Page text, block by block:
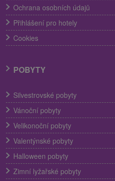
Ochrana osobních údajů
Přihlášení pro hotely
Cookies
POBYTY
Silvestrovské pobyty
Vánoční pobyty
Velikonoční pobyty
Valentýnské pobyty
Halloween pobyty
Zimní lyžařské pobyty